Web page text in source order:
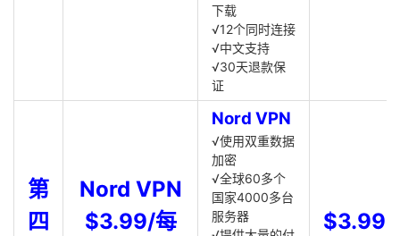
下载
√12个同时连接
√中文支持
√30天退款保
证
第
四
Nord VPN
$3.99/每
Nord VPN
√使用双重数据
加密
√全球60多个
国家4000多台
服务器
$3.99